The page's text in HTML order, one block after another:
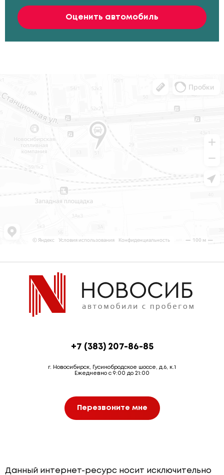
Оценить автомобиль
+7 (383) 207-86-85
г. Новосибирск, Гусинобродское шоссе, д.6, к.1
Ежедневно с 9:00 до 21:00
Перезвоните мне
Данный интернет-ресурс носит исключительно